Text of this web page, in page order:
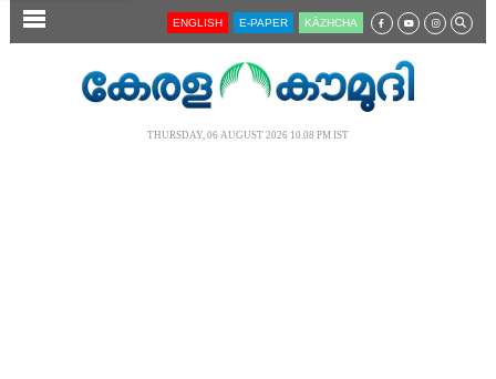
SECTIONS ENGLISH E-PAPER KĀZHCHA
THURSDAY, 06 AUGUST 2026 10.08 PM IST